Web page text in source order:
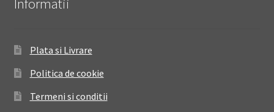
Informatii
Plata si Livrare
Politica de cookie
Termeni si conditii